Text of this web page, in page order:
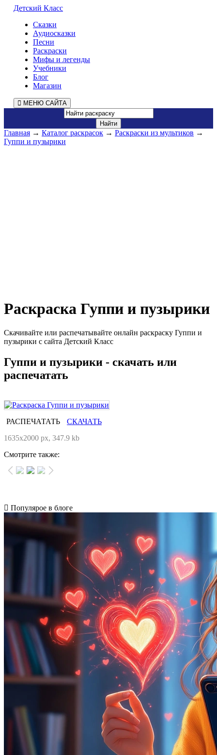
Детский Класс
Сказки
Аудиосказки
Песни
Раскраски
Мифы и легенды
Учебники
Блог
Магазин
МЕНЮ САЙТА
Главная → Каталог раскрасок → Раскраски из мультиков →
Гуппи и пузырики
Раскраска Гуппи и пузырики
Скачивайте или распечатывайте онлайн раскраску Гуппи и
пузырики с сайта Детский Класс
Гуппи и пузырики - скачать или
распечатать
РАСПЕЧАТАТЬ
СКАЧАТЬ
1635x2000 px, 347.9 kb
Смотрите также:
Популярое в блоге